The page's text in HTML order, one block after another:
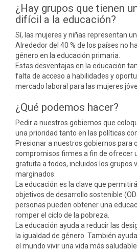
¿Hay grupos que tienen
difícil a la educación?
Sí, las mujeres y niñas representan
Alrededor del 40 % de los países no
género en la educación primaria.
Estas desventajas en la educación
falta de acceso a habilidades y
mercado laboral para las mujeres
¿Qué podemos hacer?
Pedir a nuestros gobiernos que
una prioridad tanto en las políticas
Presionar a nuestros gobiernos para
compromisos firmes a fin de ofrecer
gratuita a todos, incluidos los grupos
marginados.
La educación es la clave que
objetivos de desarrollo sostenible
personas pueden obtener una
romper el ciclo de la pobreza.
La educación ayuda a reducir las
la igualdad de género. También
el mundo vivir una vida más